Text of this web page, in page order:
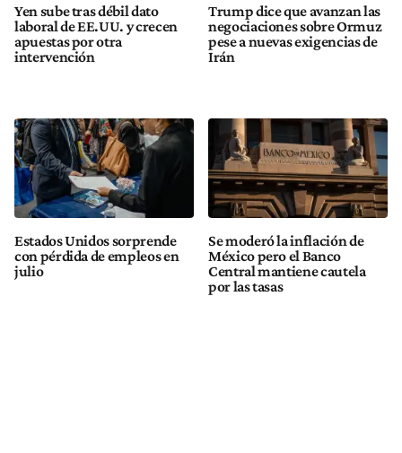
Yen sube tras débil dato
laboral de EE.UU. y crecen
apuestas por otra
intervención
Trump dice que avanzan las
negociaciones sobre Ormuz
pese a nuevas exigencias de
Irán
Estados Unidos sorprende
con pérdida de empleos en
julio
Se moderó la inflación de
México pero el Banco
Central mantiene cautela
por las tasas